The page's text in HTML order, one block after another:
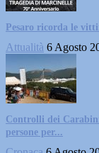
Pesaro ricorda le
Attualità 6 Agosto
Controlli dei
persone per...